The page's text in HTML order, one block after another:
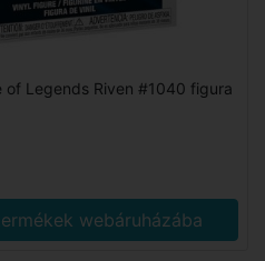
of Legends Riven #1040 figura
webáruházába